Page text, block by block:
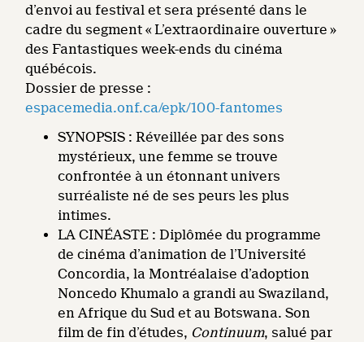
d’envoi au festival et sera présenté dans le
cadre du segment « L’extraordinaire ouverture »
des Fantastiques week-ends du cinéma
québécois.
Dossier de presse :
espacemedia.onf.ca/epk/100-fantomes
SYNOPSIS : Réveillée par des sons
mystérieux, une femme se trouve
confrontée à un étonnant univers
surréaliste né de ses peurs les plus
intimes.
LA CINÉASTE : Diplômée du programme
de cinéma d’animation de l’Université
Concordia, la Montréalaise d’adoption
Noncedo Khumalo a grandi au Swaziland,
en Afrique du Sud et au Botswana. Son
film de fin d’études, Continuum, salué par